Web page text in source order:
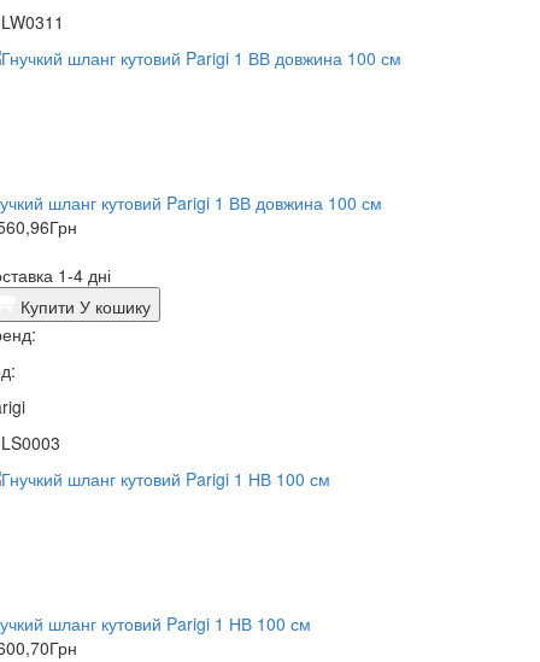
шланг кутовий Parigi 1 ВВ довжина 100 см
Грн
1-4 дні
Купити У кошику
шланг кутовий Parigi 1 НВ 100 см
Грн